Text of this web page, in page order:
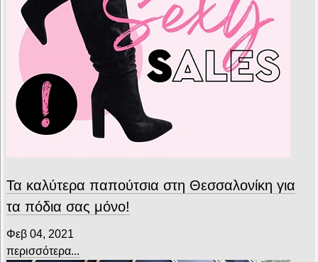
Τα καλύτερα παπούτσια στη Θεσσαλονίκη για
τα πόδια σας μόνο!
Φεβ 04, 2021
περισσότερα...